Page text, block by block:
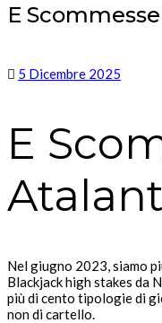
E
5 Dicembre 2025
E
Nel giugno 2023, siamo
Blackjack high stakes da
più di cento tipologie di
non di cartello.